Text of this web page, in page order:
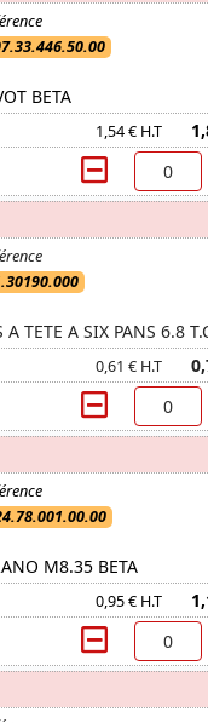
BETA
1,54 € H.T
A TETE A SIX PANS 6.8
0,61 € H.T
M8.35 BETA
0,95 € H.T